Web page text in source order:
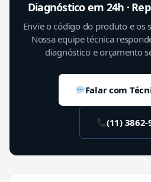
Diagnóstico em 24h ·
Envie o código do produto e os
Nossa equipe técnica
diagnóstico e orçamento
Falar com
(11) 3862-